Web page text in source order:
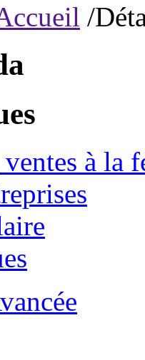
/
à la